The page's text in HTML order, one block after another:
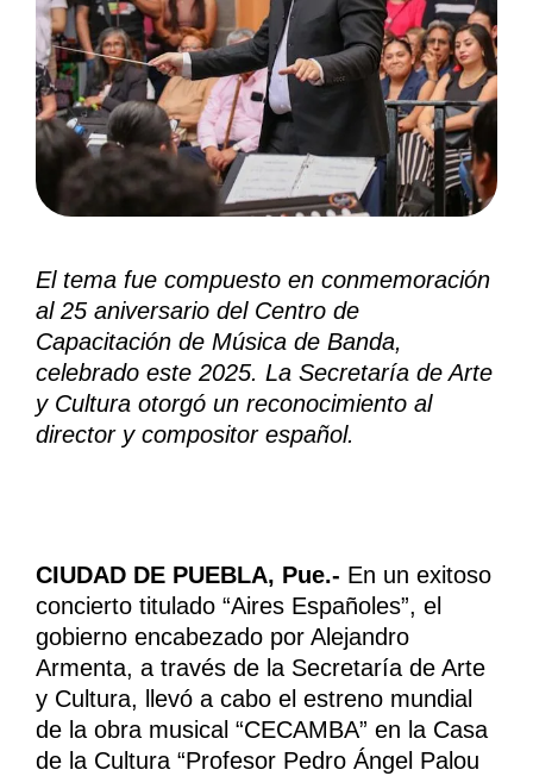
El tema fue compuesto en conmemoración
al 25 aniversario del Centro de
Capacitación de Música de Banda,
celebrado este 2025. La Secretaría de Arte
y Cultura otorgó un reconocimiento al
director y compositor español.
CIUDAD DE PUEBLA, Pue.- En un exitoso
concierto titulado “Aires Españoles”, el
gobierno encabezado por Alejandro
Armenta, a través de la Secretaría de Arte
y Cultura, llevó a cabo el estreno mundial
de la obra musical “CECAMBA” en la Casa
de la Cultura “Profesor Pedro Ángel Palou